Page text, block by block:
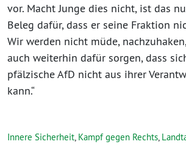
vor. Macht Junge dies nicht, ist das
Beleg dafür, dass er seine Fraktion
Wir werden nicht müde,
auch weiterhin dafür sorgen, dass
pfälzische AfD nicht aus ihrer
kann.“
Innere Sicherheit, Kampf gegen Rechts,